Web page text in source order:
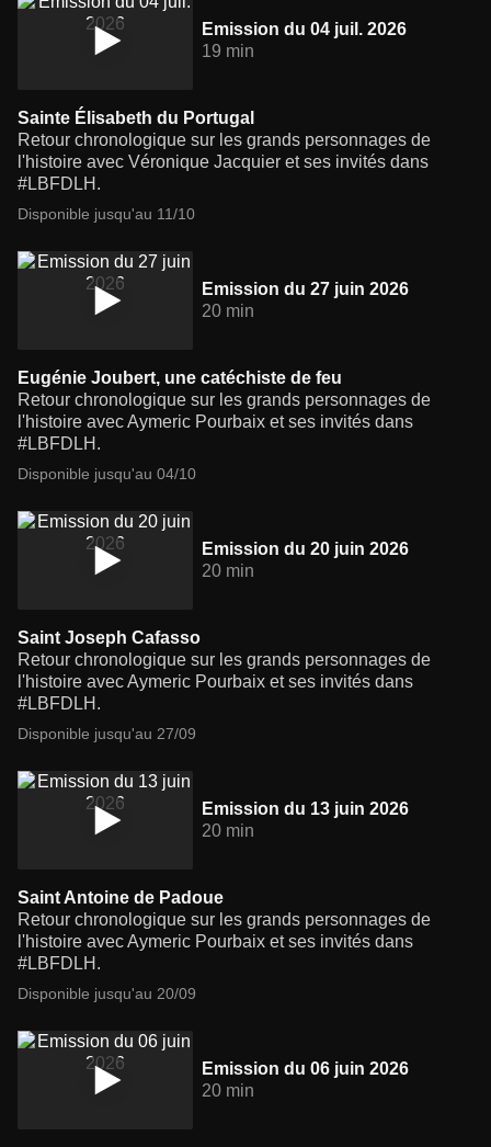
Emission du 04 juil. 2026
19 min
Sainte Élisabeth du Portugal
Retour chronologique sur les grands personnages de
l'histoire avec Véronique Jacquier et ses invités dans
#LBFDLH.
Disponible jusqu'au 11/10
Emission du 27 juin 2026
20 min
Eugénie Joubert, une catéchiste de feu
Retour chronologique sur les grands personnages de
l'histoire avec Aymeric Pourbaix et ses invités dans
#LBFDLH.
Disponible jusqu'au 04/10
Emission du 20 juin 2026
20 min
Saint Joseph Cafasso
Retour chronologique sur les grands personnages de
l'histoire avec Aymeric Pourbaix et ses invités dans
#LBFDLH.
Disponible jusqu'au 27/09
Emission du 13 juin 2026
20 min
Saint Antoine de Padoue
Retour chronologique sur les grands personnages de
l'histoire avec Aymeric Pourbaix et ses invités dans
#LBFDLH.
Disponible jusqu'au 20/09
Emission du 06 juin 2026
20 min